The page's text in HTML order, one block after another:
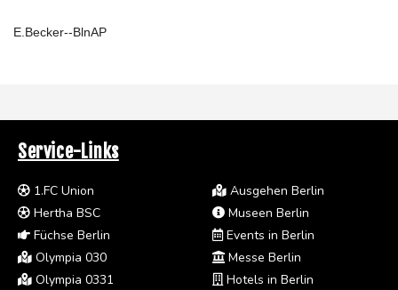
E.Becker--BlnAP
Service-Links
1.FC Union
Hertha BSC
Füchse Berlin
Olympia 030
Olympia 0331
Ausgehen Berlin
Museen Berlin
Events in Berlin
Messe Berlin
Hotels in Berlin